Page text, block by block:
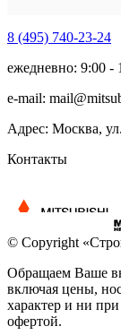
8 (495) 740-23-24
ежедневно: 9:00 -
e-mail:
Адрес: Москва,
Контакты
© Copyright
Обращаем Ваше
включая цены,
характер и ни
офертой.